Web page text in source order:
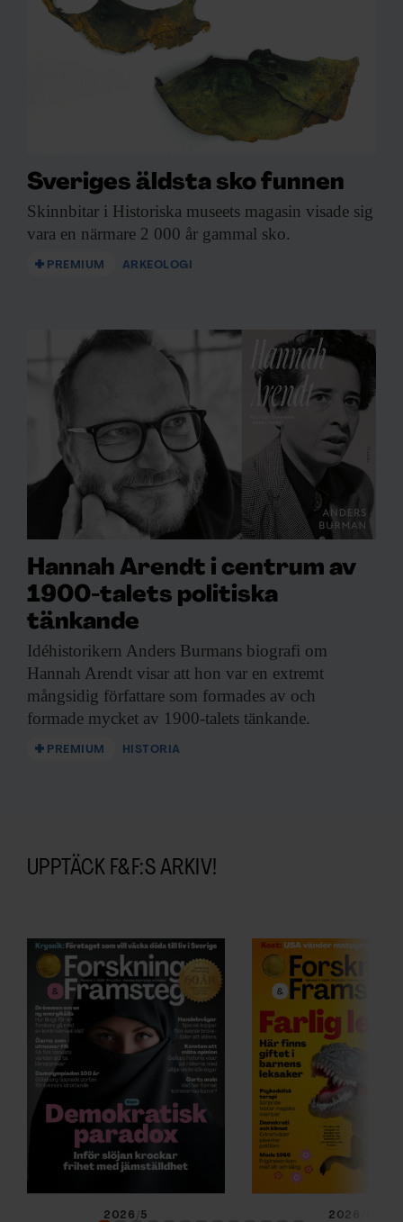
Inlogg tillfof.se och app •
Nyhetsbrev • Rabatt på våra
evenemang
Beställ i dag!
Sveriges äldsta sko funnen
Skinnbitar i Historiska museets magasin visade sig
vara en närmare 2 000 år gammal sko.
PREMIUM ARKEOLOGI
Hannah Arendt i centrum av
1900-talets politiska
tänkande
Idéhistorikern Anders Burmans biografi om
Hannah Arendt visar att hon var en extremt
mångsidig författare som formades av och
formade mycket av 1900-talets tänkande.
PREMIUM HISTORIA
UPPTÄCK F&F:S ARKIV!
2026/5 2026/4